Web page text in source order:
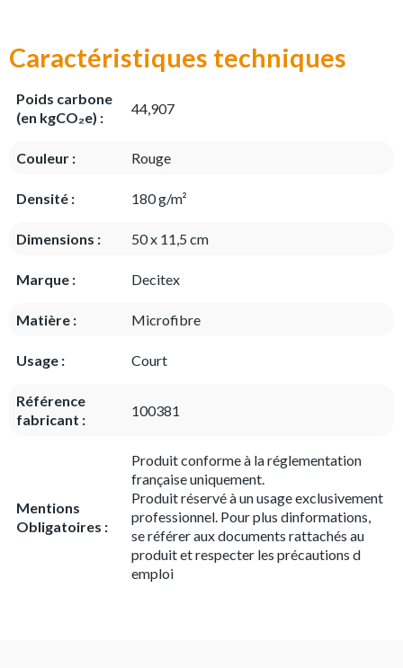
Caractéristiques techniques
Poids carbone
(en kgCO₂e) :
44,907
Couleur : Rouge
Densité : 180 g/m²
Dimensions : 50 x 11,5 cm
Marque : Decitex
Matière : Microfibre
Usage : Court
Référence
fabricant :
100381
Mentions
Obligatoires :
Produit conforme à la réglementation
française uniquement.
Produit réservé à un usage exclusivement
professionnel. Pour plus dinformations,
se référer aux documents rattachés au
produit et respecter les précautions d
emploi